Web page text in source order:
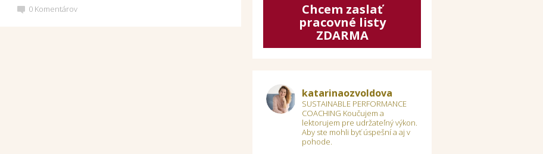
0 Komentárov
Chcem zaslať
pracovné listy
ZDARMA
katarinaozvoldova
SUSTAINABLE PERFORMANCE
COACHING Koučujem a
lektorujem pre udržateľný výkon.
Aby ste mohli byť úspešní a aj v
pohode.